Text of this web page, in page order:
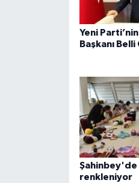
Yeni
Başkanı Belli
Şahinbey'de
renkleniyor